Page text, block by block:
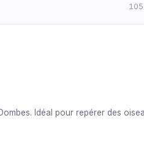
105
Idéal pour repérer des